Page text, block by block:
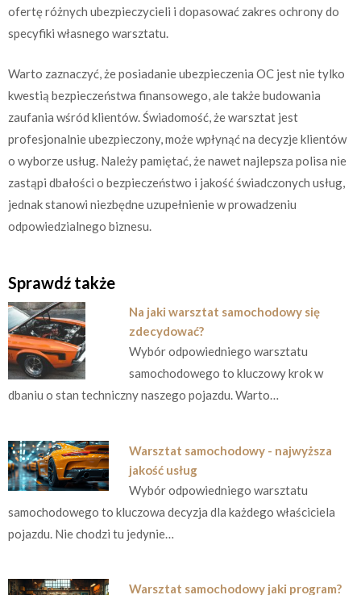
ofertę różnych ubezpieczycieli i dopasować zakres ochrony do
specyfiki własnego warsztatu.
Warto zaznaczyć, że posiadanie ubezpieczenia OC jest nie tylko
kwestią bezpieczeństwa finansowego, ale także budowania
zaufania wśród klientów. Świadomość, że warsztat jest
profesjonalnie ubezpieczony, może wpłynąć na decyzje klientów
o wyborze usług. Należy pamiętać, że nawet najlepsza polisa nie
zastąpi dbałości o bezpieczeństwo i jakość świadczonych usług,
jednak stanowi niezbędne uzupełnienie w prowadzeniu
odpowiedzialnego biznesu.
Sprawdź także
Na jaki warsztat samochodowy się
zdecydować?
Wybór odpowiedniego warsztatu
samochodowego to kluczowy krok w
dbaniu o stan techniczny naszego pojazdu. Warto…
Warsztat samochodowy - najwyższa
jakość usług
Wybór odpowiedniego warsztatu
samochodowego to kluczowa decyzja dla każdego właściciela
pojazdu. Nie chodzi tu jedynie…
Warsztat samochodowy jaki program?